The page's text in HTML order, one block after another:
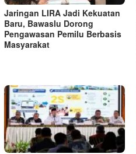
Jaringan LIRA Jadi Kekuatan
Baru, Bawaslu Dorong
Pengawasan Pemilu Berbasis
Masyarakat